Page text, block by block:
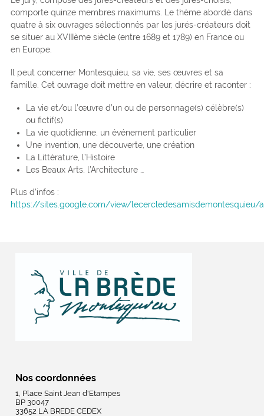
comporte quinze membres maximums. Le thème abordé dans
quatre à six ouvrages sélectionnés par les jurés-créateurs doit
se situer au XVIIIème siècle (entre 1689 et 1789) en France ou
en Europe.
Il peut concerner Montesquieu, sa vie, ses œuvres et sa
famille. Cet ouvrage doit mettre en valeur, décrire et raconter :
La vie et/ou l’œuvre d’un ou de personnage(s) célèbre(s)
ou fictif(s)
La vie quotidienne, un événement particulier
Une invention, une découverte, une création
La Littérature, l’Histoire
Les Beaux Arts, l’Architecture …
Plus d’infos :
https://sites.google.com/view/lecercledesamisdemontesquieu/
Nos coordonnées
1, Place Saint Jean d'Etampes
BP 30047
33652 LA BREDE CEDEX